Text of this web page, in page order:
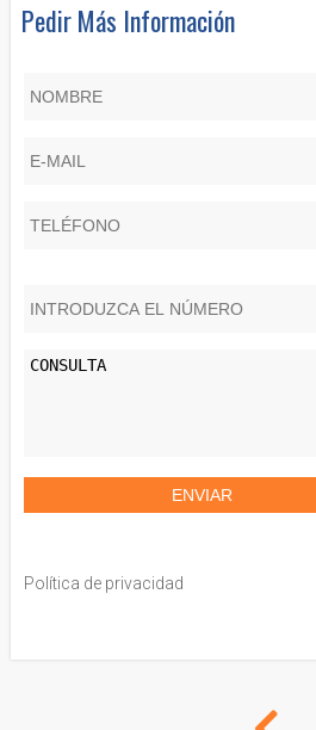
Pedir Más Información
Política de privacidad